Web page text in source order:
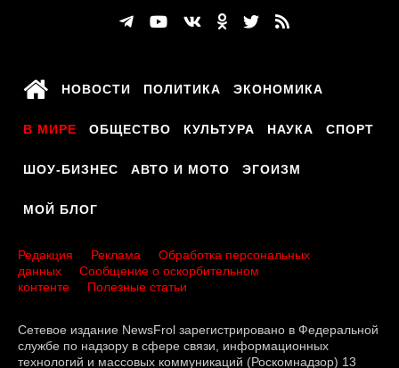
НОВОСТИ ПОЛИТИКА ЭКОНОМИКА
В МИРЕ ОБЩЕСТВО КУЛЬТУРА НАУКА СПОРТ
ШОУ-БИЗНЕС АВТО И МОТО ЭГОИЗМ
МОЙ БЛОГ
Редакция Реклама
Обработка персональных
данных
Сообщение о оскорбительном
контенте
Полезные статьи
Сетевое издание NewsFrol зарегистрировано в Федеральной
службе по надзору в сфере связи, информационных
технологий и массовых коммуникаций (Роскомнадзор) 13